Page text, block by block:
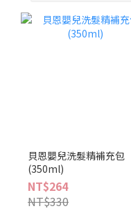
貝恩嬰兒洗髮精補充包
(350ml)
NT$264
NT$330